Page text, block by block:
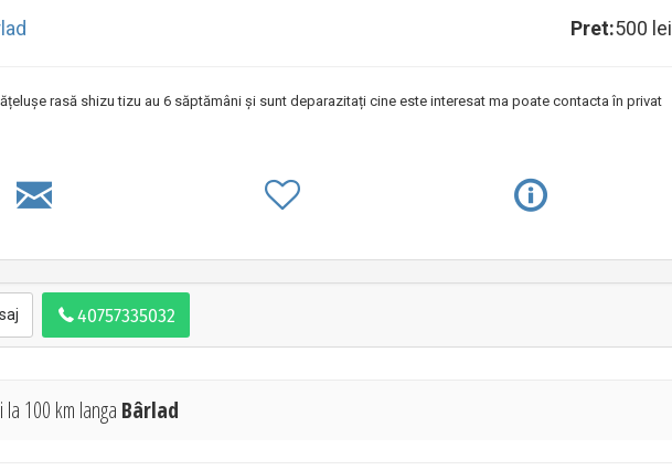
Pret:500 lei
rasă shizu tizu au 6 săptămâni și sunt deparazitați cine este interesat ma poate contacta în privat
100 km langa Bârlad